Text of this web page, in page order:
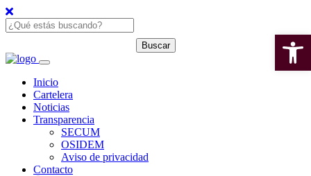
Inicio
Cartelera
Noticias
Transparencia
SECUM
OSIDEM
Aviso de privacidad
Contacto